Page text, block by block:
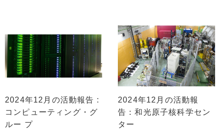
2024年12月の活動報告 :
コンピューティング・グ
ルー プ
2024年12月の活動報
告：和光原子核科学セン
ター